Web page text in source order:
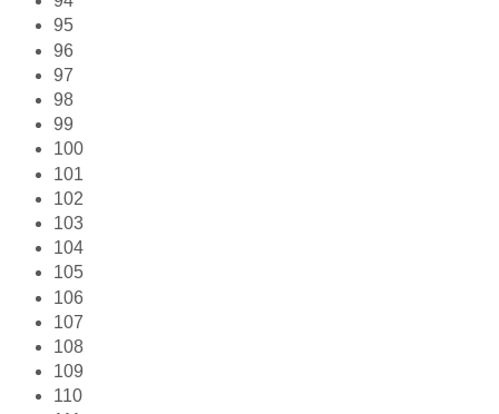
95
96
97
98
99
100
101
102
103
104
105
106
107
108
109
110